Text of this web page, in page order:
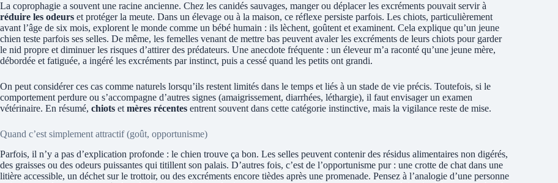
La coprophagie a souvent une racine ancienne. Chez les canidés sauvages, manger ou déplacer les excréments pouvait servir à
réduire les odeurs et protéger la meute. Dans un élevage ou à la maison, ce réflexe persiste parfois. Les chiots, particulièrement
avant l’âge de six mois, explorent le monde comme un bébé humain : ils lèchent, goûtent et examinent. Cela explique qu’un jeune
chien teste parfois ses selles. De même, les femelles venant de mettre bas peuvent avaler les excréments de leurs chiots pour garder
le nid propre et diminuer les risques d’attirer des prédateurs. Une anecdote fréquente : un éleveur m’a raconté qu’une jeune mère,
débordée et fatiguée, a ingéré les excréments par instinct, puis a cessé quand les petits ont grandi.
On peut considérer ces cas comme naturels lorsqu’ils restent limités dans le temps et liés à un stade de vie précis. Toutefois, si le
comportement perdure ou s’accompagne d’autres signes (amaigrissement, diarrhées, léthargie), il faut envisager un examen
vétérinaire. En résumé, chiots et mères récentes entrent souvent dans cette catégorie instinctive, mais la vigilance reste de mise.
Quand c’est simplement attractif (goût, opportunisme)
Parfois, il n’y a pas d’explication profonde : le chien trouve ça bon. Les selles peuvent contenir des résidus alimentaires non digérés,
des graisses ou des odeurs puissantes qui titillent son palais. D’autres fois, c’est de l’opportunisme pur : une crotte de chat dans une
litière accessible, un déchet sur le trottoir, ou des excréments encore tièdes après une promenade. Pensez à l’analogie d’une personne